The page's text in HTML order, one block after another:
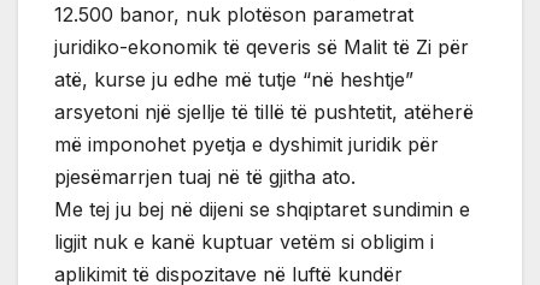
12.500 banor, nuk plotëson parametrat
juridiko-ekonomik të qeveris së Malit të Zi për
atë, kurse ju edhe më tutje “në heshtje”
arsyetoni një sjellje të tillë të pushtetit, atëherë
më imponohet pyetja e dyshimit juridik për
pjesëmarrjen tuaj në të gjitha ato.
Me tej ju bej në dijeni se shqiptaret sundimin e
ligjit nuk e kanë kuptuar vetëm si obligim i
aplikimit të dispozitave në luftë kundër